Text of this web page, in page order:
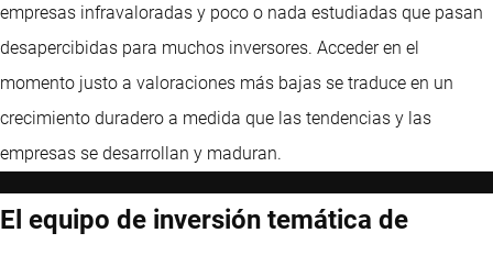
empresas infravaloradas y poco o nada estudiadas que pasan
desapercibidas para muchos inversores. Acceder en el
momento justo a valoraciones más bajas se traduce en un
crecimiento duradero a medida que las tendencias y las
empresas se desarrollan y maduran.
El equipo de inversión temática de